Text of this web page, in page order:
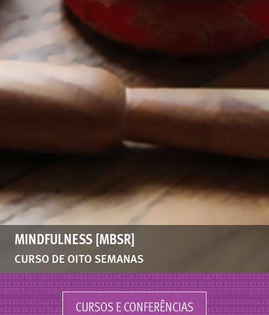
MINDFULNESS [MBSR]
CURSO DE OITO SEMANAS
CURSOS E CONFERÊNCIAS